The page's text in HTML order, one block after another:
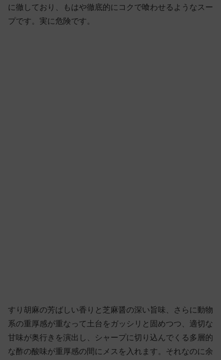
に徹しており、もはや徹底的にコクで喰わせるようなスー
プです。実に危険です。
すり胡麻の芳ばしい香りと芝麻醤の深い旨味、さらに動物
系の重厚感が重なって土台をガッシリと固めつつ、適切な
甘味が奥行きを演出し、シャープに切り込んでくる多層的
な酢の酸味が重厚感の間にメスを入れます。それなのに余